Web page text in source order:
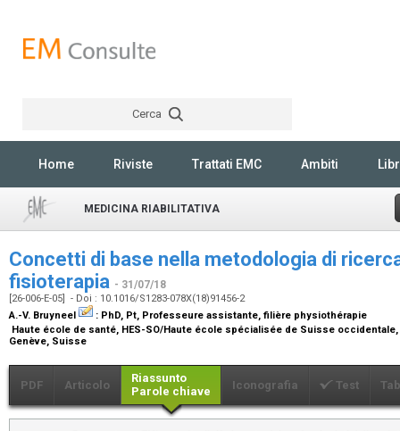
Cerca
Home Riviste Trattati EMC Ambiti
MEDICINA RIABILITATIVA
Concetti di base nella metodologia di
fisioterapia - 31/07/18
[26-006-E-05] - Doi : 10.1016/S1283-078X(18)91456-2
A.-V. Bruyneel
: PhD, Pt, Professeure assistante, filière physiothérapie
Haute école de santé, HES-SO/Haute école spécialisée de Suisse occidentale,
Genève, Suisse
PDF Articolo
Riassunto
Parole chiave
Iconografia Test